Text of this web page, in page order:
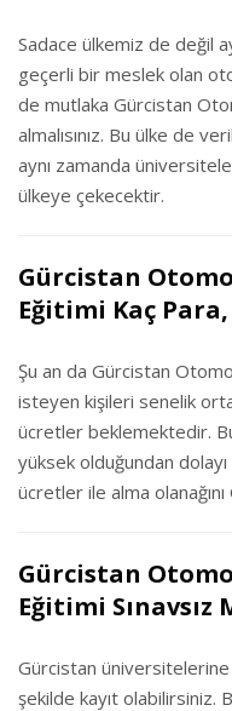
Sadace ülkemiz de değil
geçerli bir meslek olan
de mutlaka Gürcistan
almalısınız. Bu ülke de
aynı zamanda
ülkeye çekecektir.
Gürcistan
Eğitimi Kaç
Şu an da Gürcistan
isteyen kişileri senelik
ücretler beklemektedir.
yüksek olduğundan
ücretler ile alma
Gürcistan
Eğitimi Sınavsız
Gürcistan üniversitelerine
şekilde kayıt olabilirsiniz.